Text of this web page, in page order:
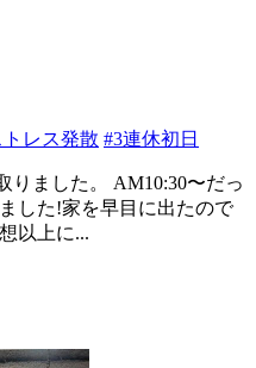
レス発散 #3連休初日
りました。 AM10:30〜だっ
した!家を早目に出たので
以上に...